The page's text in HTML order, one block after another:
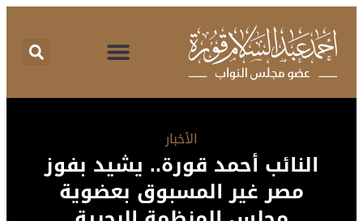
الأخبار
النائب أحمد قورة.. يشيد بفوز
مصر غير المسبوق بعضوية